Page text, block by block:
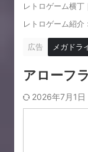
レトロゲーム横
レトロゲーム紹介
広告 メガドラ
アローフ
2026年7月1日